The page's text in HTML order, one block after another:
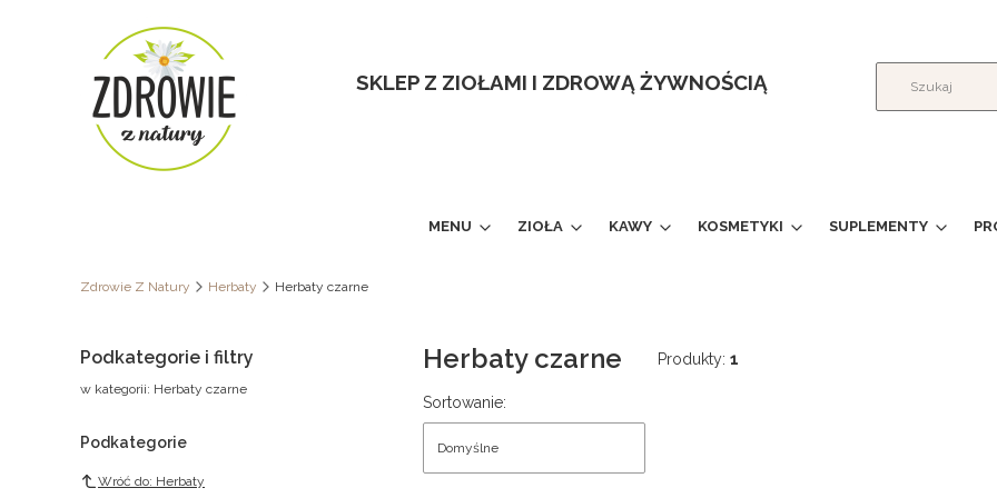
SKLEP Z ZIOŁAMI I ZDROWĄ ŻYWNOŚCIĄ
MENU ZIOŁA KAWY KOSMETYKI SUPLEMENTY
Zdrowie Z Natury Herbaty Herbaty czarne
Podkategorie i filtry
w kategorii: Herbaty czarne
Podkategorie
Wróć do: Herbaty
Herbaty czarne Produkty: 1
Lista produktów
Sortowanie:
Domyślne